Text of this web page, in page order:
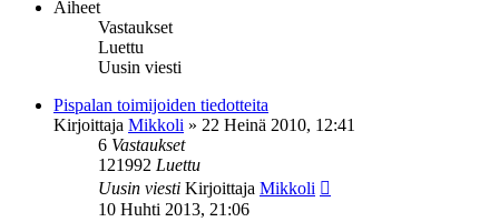
Aiheet
Vastaukset
Luettu
Uusin viesti
Pispalan toimijoiden tiedotteita
Kirjoittaja Mikkoli » 22 Heinä 2010, 12:41
6 Vastaukset
121992 Luettu
Uusin viesti Kirjoittaja Mikkoli
10 Huhti 2013, 21:06